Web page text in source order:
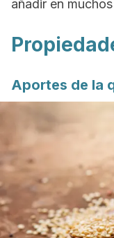
añadir en
Aportes de la